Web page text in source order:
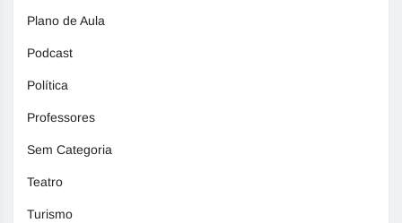
Plano de Aula
Podcast
Política
Professores
Sem Categoria
Teatro
Turismo